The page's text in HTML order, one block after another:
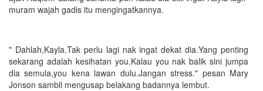
muram wajah gadis itu mengingatkannya.
" Dahlah,Kayla.Tak perlu lagi nak ingat dekat dia.Yang penting
sekarang adalah kesihatan you.Kalau you nak balik sini jumpa
dia semula,you kena lawan dulu.Jangan stress." pesan Mary
Jonson sambil mengusap belakang badannya lembut.